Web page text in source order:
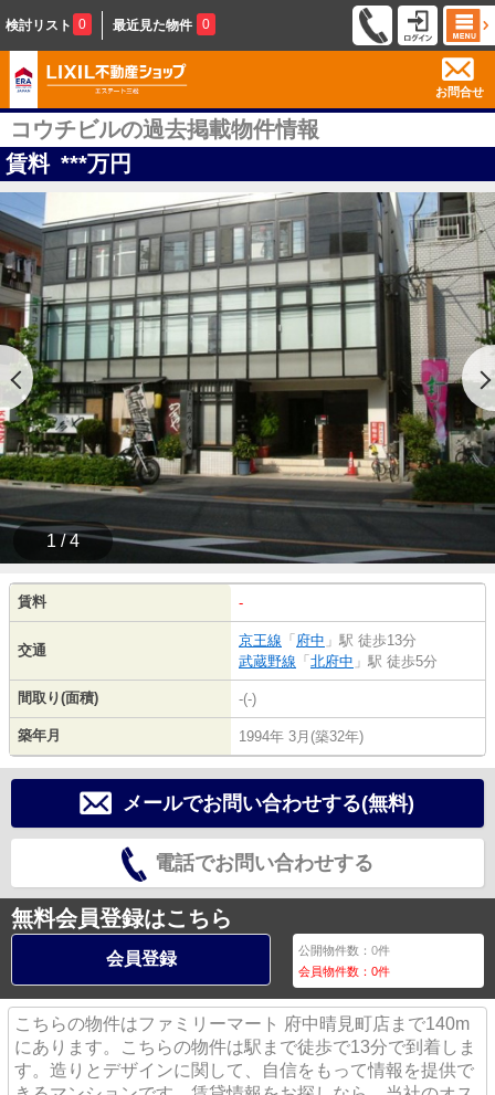
検討リスト 0 最近見た物件 0
お問合せ
コウチビルの過去掲載物件情報
賃料 ***万円
1 / 4
賃料 -
交通
京王線 「 府中 」駅 徒歩13分
武蔵野線 「 北府中 」駅 徒歩5分
間取り(面積) -(-)
築年月 1994年 3月(築32年)
メールでお問い合わせする(無料)
電話でお問い合わせする
無料会員登録はこちら
会員登録 公開物件数：0件
会員物件数：0件
こちらの物件はファミリーマート 府中晴見町店まで140m
にあります。こちらの物件は駅まで徒歩で13分で到着しま
す。造りとデザインに関して、自信をもって情報を提供で